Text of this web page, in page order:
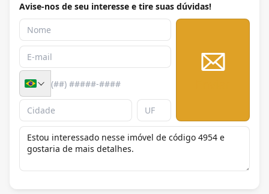
Avise-nos de seu interesse e tire suas dúvidas!